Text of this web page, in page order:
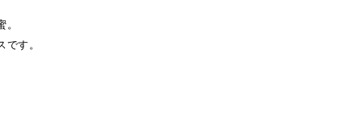
す。